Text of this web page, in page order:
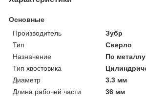
Основные
Производитель
Зубр
Тип
Сверло
Назначение
По металлу
Тип хвостовика
Диаметр
3.3 мм
Длина рабочей части
36 мм